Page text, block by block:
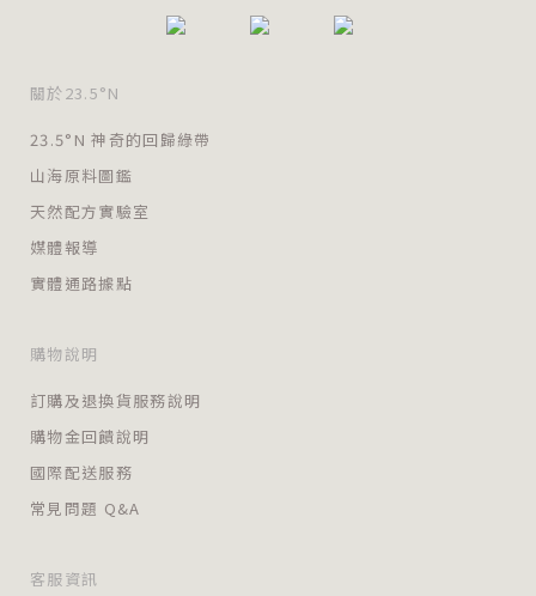
關於23.5°N
23.5°N 神奇的回歸綠帶
山海原料圖鑑
天然配方實驗室
媒體報導
實體通路據點
購物說明
訂購及退換貨服務說明
購物金回饋說明
國際配送服務
常見問題 Q&A
客服資訊